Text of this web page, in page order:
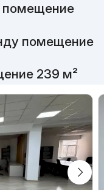
помещение
помещение
239 м²